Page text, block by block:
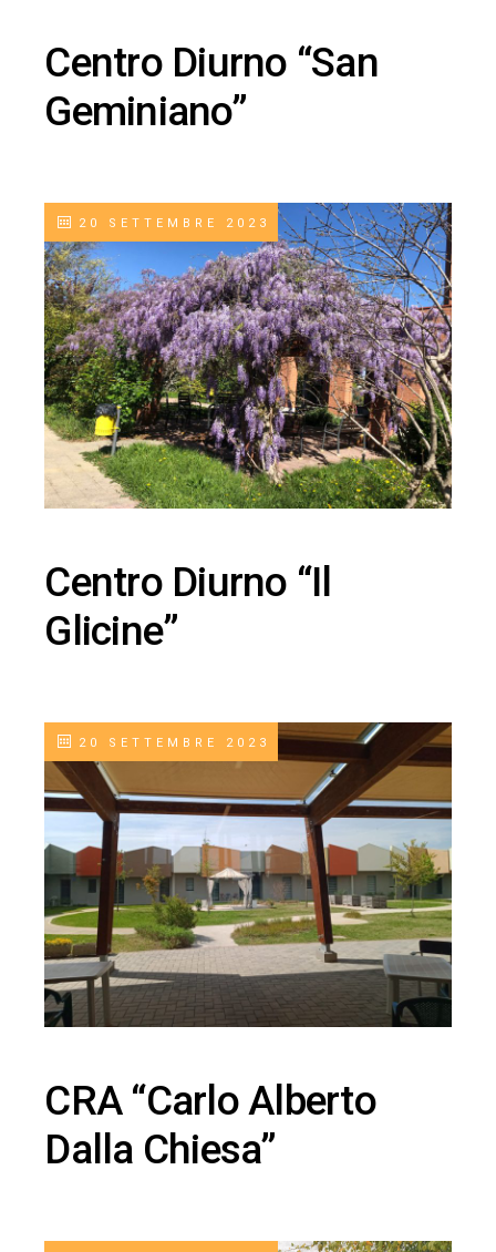
Centro Diurno “San
Geminiano”
20 SETTEMBRE 2023
Centro Diurno “Il
Glicine”
20 SETTEMBRE 2023
CRA “Carlo Alberto
Dalla Chiesa”